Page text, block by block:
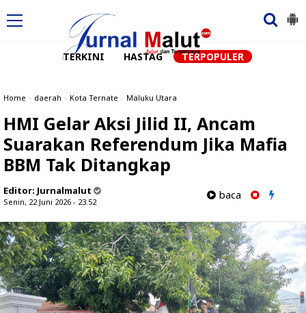
TERKINI HASTAG TERPOPULER
Home » daerah » Kota Ternate » Maluku Utara
HMI Gelar Aksi Jilid II, Ancam
Suarakan Referendum Jika Mafia
BBM Tak Ditangkap
Editor: Jurnalmalut
Senin, 22 Juni 2026 - 23.52
baca